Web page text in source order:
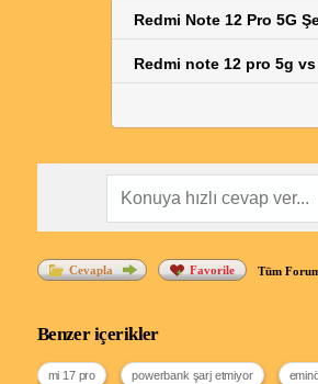
Redmi Note 12 Pro 5G
Redmi note 12 pro 5g
Cevapla Favorile Tüm
Benzer içerikler
mi 17 pro powerbank şarj etmiyor